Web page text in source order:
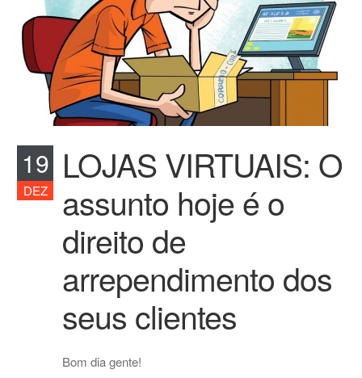
19
DEZ
LOJAS VIRTUAIS: O
assunto hoje é o
direito de
arrependimento dos
seus clientes
Bom dia gente!